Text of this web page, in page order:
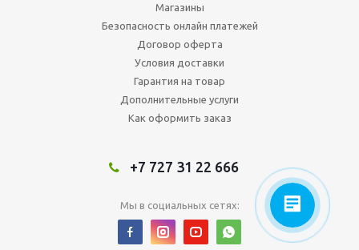
Магазины
Безопасность онлайн платежей
Договор оферта
Условия доставки
Гарантия на товар
Дополнительные услуги
Как оформить заказ
+7 727 31 22 666
Мы в социальных сетях: